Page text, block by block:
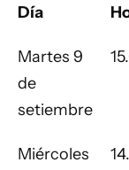
Día
Martes 9
de
setiembre
Miércoles